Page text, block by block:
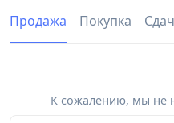
Продажа Покупка
К сожалению, мы не